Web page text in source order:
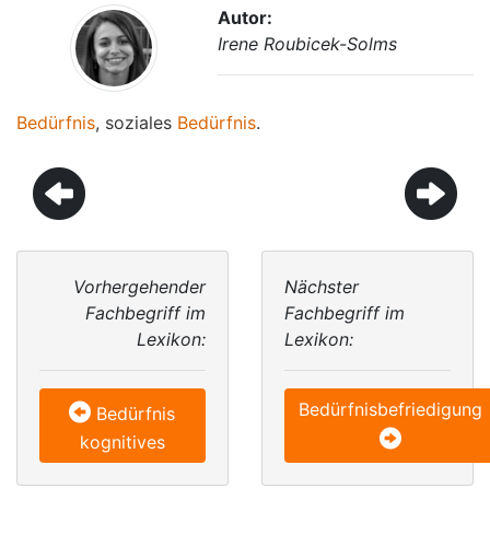
Autor:
Irene Roubicek-Solms
Bedürfnis, soziales Bedürfnis.
Vorhergehender
Fachbegriff im
Lexikon:
Bedürfnis
kognitives
Nächster
Fachbegriff im
Lexikon:
Bedürfnisbefriedigung